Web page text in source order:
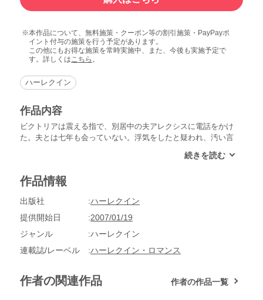
本作品について、無料施策・クーポン等の割引施策・PayPayポ
イント付与の施策を行う予定があります。
この他にもお得な施策を常時実施中、また、今後も実施予定で
す。詳しくはこちら 。
ハーレクイン
作品内容
ビクトリアは震える指で、別居中の夫アレクシスに電話をかけ
た。夫とは七年も会っていない。浮気をしたと疑われ、汚い言
ば。久しぶりに聞いた夫の声は、敵意とあざけりに満ちてい
ば、少しは寛大になれるかもしれないと言う。横柄な態度は相
持金をはたいて航空券を買い、夫の待つアテネへと飛び立っ
た。
作品情報
出版社
ハーレクイン
提供開始日
2007/01/19
ジャンル
ハーレクイン
連載誌/レーベル
ハーレクイン・ロマンス
作者の関連作品 作者の作品一覧